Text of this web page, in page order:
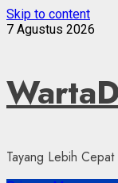
Skip to content
7 Agustus 2026
Tayang Lebih Cepat